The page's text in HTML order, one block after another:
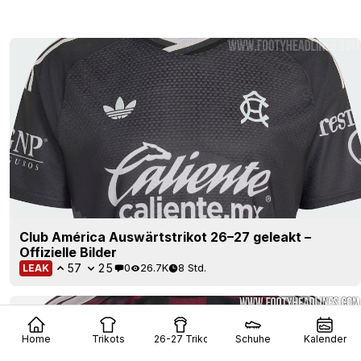
Home Trikots 26-27 Trikots Schuhe Kalender
Club América Auswärtstrikot 26–27 geleakt –
Offizielle Bilder
LEAK 57 25 0 26.7K 8 Std.